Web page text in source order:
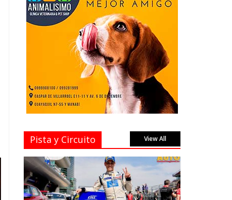
Pista y Circuito View All